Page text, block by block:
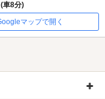
(車8分)
マップで開く